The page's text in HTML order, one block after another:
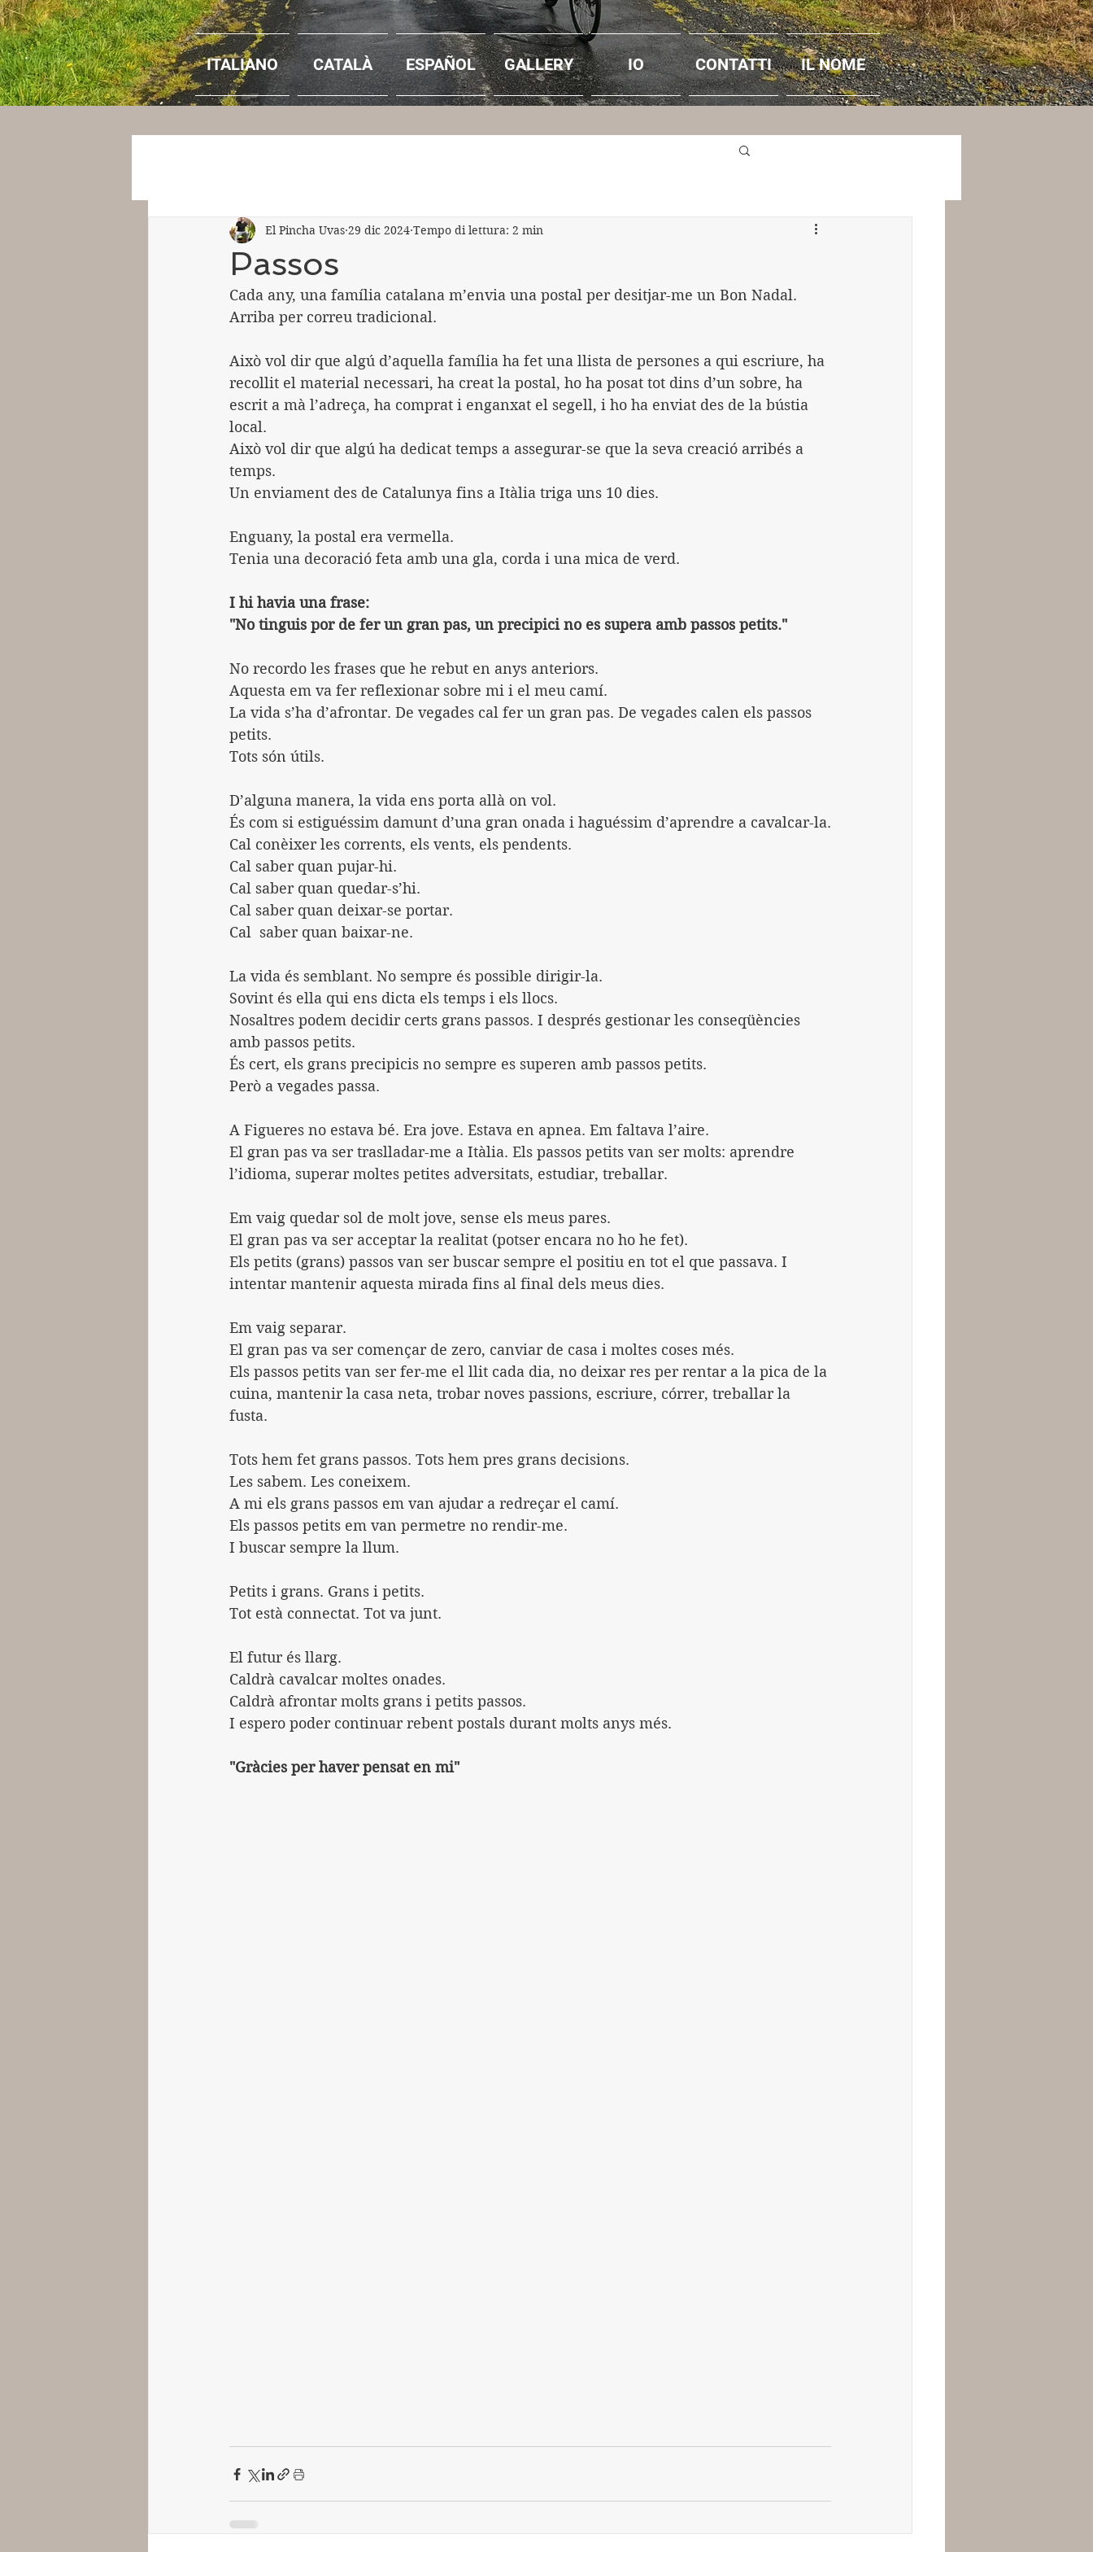
Passos
El Pincha Uvas 29 dic 2024 Tempo di lettura: 2 min
Cada any, una família catalana m’envia una postal per desitjar-me un Bon Nadal.
Arriba per correu tradicional.
Això vol dir que algú d’aquella família ha fet una llista de persones a qui escriure, ha
recollit el material necessari, ha creat la postal, ho ha posat tot dins d’un sobre, ha
escrit a mà l’adreça, ha comprat i enganxat el segell, i ho ha enviat des de la bústia
local.
Això vol dir que algú ha dedicat temps a assegurar-se que la seva creació arribés a
temps.
Un enviament des de Catalunya fins a Itàlia triga uns 10 dies.
Enguany, la postal era vermella.
Tenia una decoració feta amb una gla, corda i una mica de verd.
I hi havia una frase:
"No tinguis por de fer un gran pas, un precipici no es supera amb passos petits."
No recordo les frases que he rebut en anys anteriors.
Aquesta em va fer reflexionar sobre mi i el meu camí.
La vida s’ha d’afrontar. De vegades cal fer un gran pas. De vegades calen els passos
petits.
Tots són útils.
D’alguna manera, la vida ens porta allà on vol.
És com si estiguéssim damunt d’una gran onada i haguéssim d’aprendre a cavalcar-la.
Cal conèixer les corrents, els vents, els pendents.
Cal saber quan pujar-hi.
Cal saber quan quedar-s’hi.
Cal saber quan deixar-se portar.
Cal  saber quan baixar-ne.
La vida és semblant. No sempre és possible dirigir-la.
Sovint és ella qui ens dicta els temps i els llocs.
Nosaltres podem decidir certs grans passos. I després gestionar les conseqüències
amb passos petits.
És cert, els grans precipicis no sempre es superen amb passos petits.
Però a vegades passa.
A Figueres no estava bé. Era jove. Estava en apnea. Em faltava l’aire.
El gran pas va ser traslladar-me a Itàlia. Els passos petits van ser molts: aprendre
l’idioma, superar moltes petites adversitats, estudiar, treballar.
Em vaig quedar sol de molt jove, sense els meus pares.
El gran pas va ser acceptar la realitat (potser encara no ho he fet).
Els petits (grans) passos van ser buscar sempre el positiu en tot el que passava. I
intentar mantenir aquesta mirada fins al final dels meus dies.
Em vaig separar.
El gran pas va ser començar de zero, canviar de casa i moltes coses més.
Els passos petits van ser fer-me el llit cada dia, no deixar res per rentar a la pica de la
cuina, mantenir la casa neta, trobar noves passions, escriure, córrer, treballar la
fusta.
Tots hem fet grans passos. Tots hem pres grans decisions.
Les sabem. Les coneixem.
A mi els grans passos em van ajudar a redreçar el camí.
Els passos petits em van permetre no rendir-me.
I buscar sempre la llum.
Petits i grans. Grans i petits.
Tot està connectat. Tot va junt.
El futur és llarg.
Caldrà cavalcar moltes onades.
Caldrà afrontar molts grans i petits passos.
I espero poder continuar rebent postals durant molts anys més.
"Gràcies per haver pensat en mi"
ITALIANO CATALÀ ESPAÑOL GALLERY IO CONTATTI IL NOME